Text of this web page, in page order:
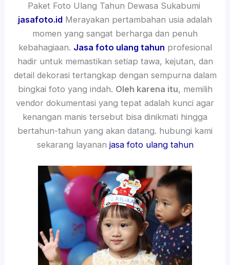
Paket Foto Ulang Tahun Dewasa Sukabumi
jasafoto.id Merayakan pertambahan usia adalah
momen yang sangat berharga dan penuh
kebahagiaan. Jasa foto ulang tahun profesional
hadir untuk memastikan setiap tawa, kejutan, dan
detail dekorasi tertangkap dengan sempurna dalam
bingkai foto yang indah. Oleh karena itu, memilih
vendor dokumentasi yang tepat adalah kunci agar
kenangan manis tersebut bisa dinikmati hingga
bertahun-tahun yang akan datang. hubungi kami
sekarang layanan jasa foto ulang tahun